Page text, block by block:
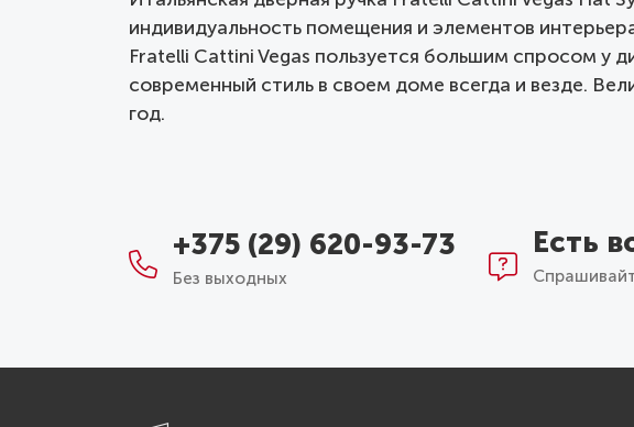
индивидуальность помещения и элементов
Fratelli Cattini Vegas пользуется большим спросом у
современный стиль в своем доме всегда и везде.
год.
+375 (29) 620-93-73
Без выходных
Есть